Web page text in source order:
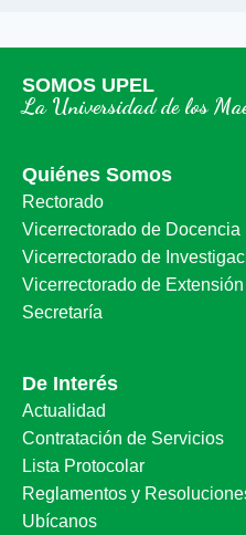
SOMOS UPEL
La Universidad de los
Quiénes Somos
Rectorado
Vicerrectorado de Docencia
Vicerrectorado de
Vicerrectorado de Extensión
Secretaría
De Interés
Actualidad
Contratación de Servicios
Lista Protocolar
Reglamentos y
Ubícanos